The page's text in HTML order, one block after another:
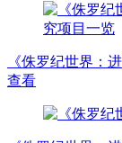
《侏罗纪世界：
查看